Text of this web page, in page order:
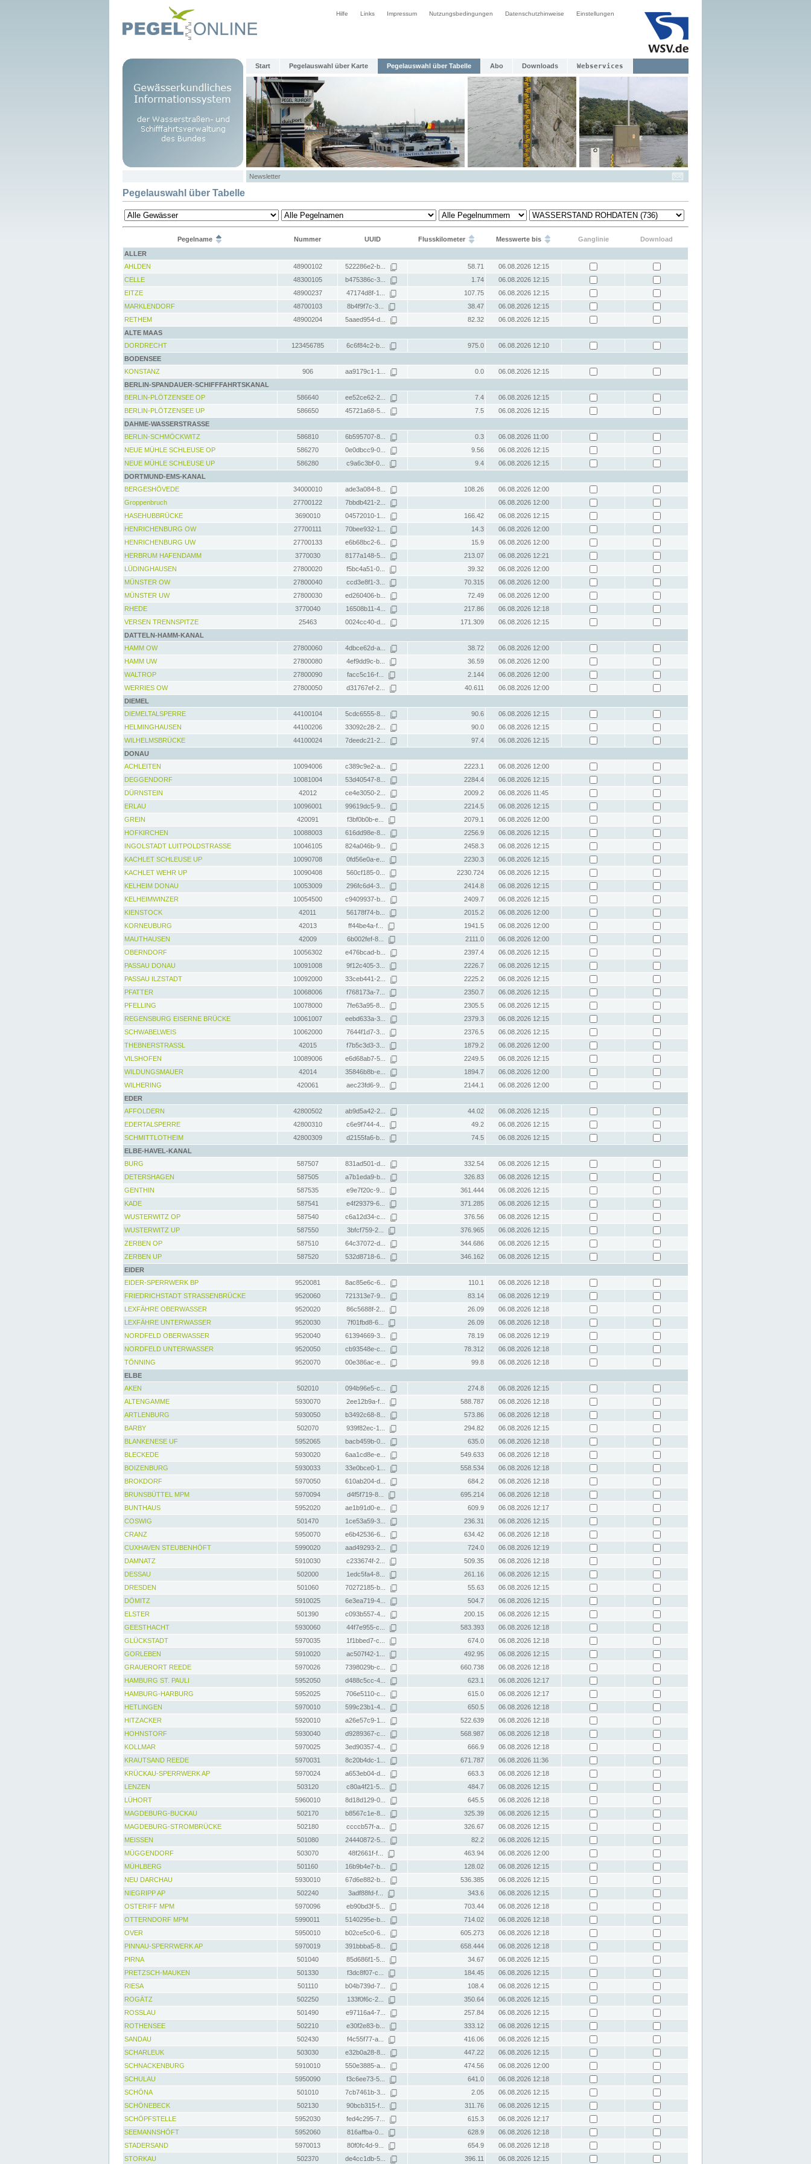
Hilfe Links Impressum Nutzungsbedingungen Datenschutzhinweise Einstellungen
Start Pegelauswahl über Karte Pegelauswahl über Tabelle Abo Downloads Webservices
Newsletter
Pegelauswahl über Tabelle
Pegelname Nummer UUID Flusskilometer Messwerte bis Ganglinie
Download
ALLER
AHLDEN
48900102 522286e2-b... 58.71
06.08.2026 12:15
CELLE
48300105 b475386c-3... 1.74
06.08.2026 12:15
EITZE
48900237 47174d8f-1... 107.75
06.08.2026 12:15
MARKLENDORF
48700103 8b4f9f7c-3... 38.47
06.08.2026 12:15
RETHEM
48900204 5aaed954-d... 82.32
06.08.2026 12:15
ALTE MAAS
DORDRECHT
123456785 6c6f84c2-b... 975.0
06.08.2026 12:10
BODENSEE
KONSTANZ
906 aa9179c1-1... 0.0
06.08.2026 12:15
BERLIN-SPANDAUER-SCHIFFFAHRTSKANAL
BERLIN-PLÖTZENSEE OP
586640 ee52ce62-2... 7.4
06.08.2026 12:15
BERLIN-PLÖTZENSEE UP
586650 45721a68-5... 7.5
06.08.2026 12:15
DAHME-WASSERSTRASSE
BERLIN-SCHMÖCKWITZ
586810 6b595707-8... 0.3
06.08.2026 11:00
NEUE MÜHLE SCHLEUSE OP
586270 0e0dbcc9-0... 9.56
06.08.2026 12:15
NEUE MÜHLE SCHLEUSE UP
586280 c9a6c3bf-0... 9.4
06.08.2026 12:15
DORTMUND-EMS-KANAL
BERGESHÖVEDE
34000010 ade3a084-8... 108.26
06.08.2026 12:00
Groppenbruch
27700122 7bbdb421-2...
06.08.2026 12:00
HASEHUBBRÜCKE
3690010 04572010-1... 166.42
06.08.2026 12:15
HENRICHENBURG OW
27700111 70bee932-1... 14.3
06.08.2026 12:00
HENRICHENBURG UW
27700133 e6b68bc2-6... 15.9
06.08.2026 12:00
HERBRUM HAFENDAMM
3770030 8177a148-5... 213.07
06.08.2026 12:21
LÜDINGHAUSEN
27800020 f5bc4a51-0... 39.32
06.08.2026 12:00
MÜNSTER OW
27800040 ccd3e8f1-3... 70.315
06.08.2026 12:00
MÜNSTER UW
27800030 ed260406-b... 72.49
06.08.2026 12:00
RHEDE
3770040 16508b11-4... 217.86
06.08.2026 12:18
VERSEN TRENNSPITZE
25463 0024cc40-d... 171.309
06.08.2026 12:15
DATTELN-HAMM-KANAL
HAMM OW
27800060 4dbce62d-a... 38.72
06.08.2026 12:00
HAMM UW
27800080 4ef9dd9c-b... 36.59
06.08.2026 12:00
WALTROP
27800090 facc5c16-f... 2.144
06.08.2026 12:00
WERRIES OW
27800050 d31767ef-2... 40.611
06.08.2026 12:00
DIEMEL
DIEMELTALSPERRE
44100104 5cdc6555-8... 90.6
06.08.2026 12:15
HELMINGHAUSEN
44100206 33092c28-2... 90.0
06.08.2026 12:15
WILHELMSBRÜCKE
44100024 7deedc21-2... 97.4
06.08.2026 12:15
DONAU
ACHLEITEN
10094006 c389c9e2-a... 2223.1
06.08.2026 12:00
DEGGENDORF
10081004 53d40547-8... 2284.4
06.08.2026 12:15
DÜRNSTEIN
42012 ce4e3050-2... 2009.2
06.08.2026 11:45
ERLAU
10096001 99619dc5-9... 2214.5
06.08.2026 12:15
GREIN
420091 f3bf0b0b-e... 2079.1
06.08.2026 12:00
HOFKIRCHEN
10088003 616dd98e-8... 2256.9
06.08.2026 12:15
INGOLSTADT LUITPOLDSTRASSE
10046105 824a046b-9... 2458.3
06.08.2026 12:15
KACHLET SCHLEUSE UP
10090708 0fd56e0a-e... 2230.3
06.08.2026 12:15
KACHLET WEHR UP
10090408 560cf185-0... 2230.724
06.08.2026 12:15
KELHEIM DONAU
10053009 296fc6d4-3... 2414.8
06.08.2026 12:15
KELHEIMWINZER
10054500 c9409937-b... 2409.7
06.08.2026 12:15
KIENSTOCK
42011 56178f74-b... 2015.2
06.08.2026 12:00
KORNEUBURG
42013 ff44be4a-f... 1941.5
06.08.2026 12:00
MAUTHAUSEN
42009 6b002fef-8... 2111.0
06.08.2026 12:00
OBERNDORF
10056302 e476bcad-b... 2397.4
06.08.2026 12:15
PASSAU DONAU
10091008 9f12c405-3... 2226.7
06.08.2026 12:15
PASSAU ILZSTADT
10092000 33ceb441-2... 2225.2
06.08.2026 12:15
PFATTER
10068006 f768173a-7... 2350.7
06.08.2026 12:15
PFELLING
10078000 7fe63a95-8... 2305.5
06.08.2026 12:15
REGENSBURG EISERNE BRÜCKE
10061007 eebd633a-3... 2379.3
06.08.2026 12:15
SCHWABELWEIS
10062000 7644f1d7-3... 2376.5
06.08.2026 12:15
THEBNERSTRASSL
42015 f7b5c3d3-3... 1879.2
06.08.2026 12:00
VILSHOFEN
10089006 e6d68ab7-5... 2249.5
06.08.2026 12:15
WILDUNGSMAUER
42014 35846b8b-e... 1894.7
06.08.2026 12:00
WILHERING
420061 aec23fd6-9... 2144.1
06.08.2026 12:00
EDER
AFFOLDERN
42800502 ab9d5a42-2... 44.02
06.08.2026 12:15
EDERTALSPERRE
42800310 c6e9f744-4... 49.2
06.08.2026 12:15
SCHMITTLOTHEIM
42800309 d2155fa6-b... 74.5
06.08.2026 12:15
ELBE-HAVEL-KANAL
BURG
587507 831ad501-d... 332.54
06.08.2026 12:15
DETERSHAGEN
587505 a7b1eda9-b... 326.83
06.08.2026 12:15
GENTHIN
587535 e9e7f20c-9... 361.444
06.08.2026 12:15
KADE
587541 e4f29379-6... 371.285
06.08.2026 12:15
WUSTERWITZ OP
587540 c6a12d34-c... 376.56
06.08.2026 12:15
WUSTERWITZ UP
587550 3bfcf759-2... 376.965
06.08.2026 12:15
ZERBEN OP
587510 64c37072-d... 344.686
06.08.2026 12:15
ZERBEN UP
587520 532d8718-6... 346.162
06.08.2026 12:15
EIDER
EIDER-SPERRWERK BP
9520081 8ac85e6c-6... 110.1
06.08.2026 12:18
FRIEDRICHSTADT STRASSENBRÜCKE
9520060 721313e7-9... 83.14
06.08.2026 12:19
LEXFÄHRE OBERWASSER
9520020 86c5688f-2... 26.09
06.08.2026 12:18
LEXFÄHRE UNTERWASSER
9520030 7f01fbd8-6... 26.09
06.08.2026 12:18
NORDFELD OBERWASSER
9520040 61394669-3... 78.19
06.08.2026 12:19
NORDFELD UNTERWASSER
9520050 cb93548e-c... 78.312
06.08.2026 12:18
TÖNNING
9520070 00e386ac-e... 99.8
06.08.2026 12:18
ELBE
AKEN
502010 094b96e5-c... 274.8
06.08.2026 12:15
ALTENGAMME
5930070 2ee12b9a-f... 588.787
06.08.2026 12:18
ARTLENBURG
5930050 b3492c68-8... 573.86
06.08.2026 12:18
BARBY
502070 939f82ec-1... 294.82
06.08.2026 12:15
BLANKENESE UF
5952065 bacb459b-0... 635.0
06.08.2026 12:18
BLECKEDE
5930020 6aa1cd8e-e... 549.633
06.08.2026 12:18
BOIZENBURG
5930033 33e0bce0-1... 558.534
06.08.2026 12:18
BROKDORF
5970050 610ab204-d... 684.2
06.08.2026 12:18
BRUNSBÜTTEL MPM
5970094 d4f5f719-8... 695.214
06.08.2026 12:18
BUNTHAUS
5952020 ae1b91d0-e... 609.9
06.08.2026 12:17
COSWIG
501470 1ce53a59-3... 236.31
06.08.2026 12:15
CRANZ
5950070 e6b42536-6... 634.42
06.08.2026 12:18
CUXHAVEN STEUBENHÖFT
5990020 aad49293-2... 724.0
06.08.2026 12:19
DAMNATZ
5910030 c233674f-2... 509.35
06.08.2026 12:18
DESSAU
502000 1edc5fa4-8... 261.16
06.08.2026 12:15
DRESDEN
501060 70272185-b... 55.63
06.08.2026 12:15
DÖMITZ
5910025 6e3ea719-4... 504.7
06.08.2026 12:15
ELSTER
501390 c093b557-4... 200.15
06.08.2026 12:15
GEESTHACHT
5930060 44f7e955-c... 583.393
06.08.2026 12:18
GLÜCKSTADT
5970035 1f1bbed7-c... 674.0
06.08.2026 12:18
GORLEBEN
5910020 ac507f42-1... 492.95
06.08.2026 12:15
GRAUERORT REEDE
5970026 7398029b-c... 660.738
06.08.2026 12:18
HAMBURG ST. PAULI
5952050 d488c5cc-4... 623.1
06.08.2026 12:17
HAMBURG-HARBURG
5952025 706e5110-c... 615.0
06.08.2026 12:17
HETLINGEN
5970010 599c23b1-4... 650.5
06.08.2026 12:18
HITZACKER
5920010 a26e57c9-1... 522.639
06.08.2026 12:18
HOHNSTORF
5930040 d9289367-c... 568.987
06.08.2026 12:18
KOLLMAR
5970025 3ed90357-4... 666.9
06.08.2026 12:18
KRAUTSAND REEDE
5970031 8c20b4dc-1... 671.787
06.08.2026 11:36
KRÜCKAU-SPERRWERK AP
5970024 a653eb04-d... 663.3
06.08.2026 12:18
LENZEN
503120 c80a4f21-5... 484.7
06.08.2026 12:15
LÜHORT
5960010 8d18d129-0... 645.5
06.08.2026 12:18
MAGDEBURG-BUCKAU
502170 b8567c1e-8... 325.39
06.08.2026 12:15
MAGDEBURG-STROMBRÜCKE
502180 ccccb57f-a... 326.67
06.08.2026 12:15
MEISSEN
501080 24440872-5... 82.2
06.08.2026 12:15
MÜGGENDORF
503070 48f2661f-f... 463.94
06.08.2026 12:00
MÜHLBERG
501160 16b9b4e7-b... 128.02
06.08.2026 12:15
NEU DARCHAU
5930010 67d6e882-b... 536.385
06.08.2026 12:15
NIEGRIPP AP
502240 3adf88fd-f... 343.6
06.08.2026 12:15
OSTERIFF MPM
5970096 eb90bd3f-5... 703.44
06.08.2026 12:18
OTTERNDORF MPM
5990011 5140295e-b... 714.02
06.08.2026 12:18
OVER
5950010 b02ce5c0-6... 605.273
06.08.2026 12:18
PINNAU-SPERRWERK AP
5970019 391bbba5-8... 658.444
06.08.2026 12:18
PIRNA
501040 85d686f1-5... 34.67
06.08.2026 12:15
PRETZSCH-MAUKEN
501330 f3dc8f07-c... 184.45
06.08.2026 12:15
RIESA
501110 b04b739d-7... 108.4
06.08.2026 12:15
ROGÄTZ
502250 133f0f6c-2... 350.64
06.08.2026 12:15
ROSSLAU
501490 e97116a4-7... 257.84
06.08.2026 12:15
ROTHENSEE
502210 e30f2e83-b... 333.12
06.08.2026 12:15
SANDAU
502430 f4c55f77-a... 416.06
06.08.2026 12:15
SCHARLEUK
503030 e32b0a28-8... 447.22
06.08.2026 12:15
SCHNACKENBURG
5910010 550e3885-a... 474.56
06.08.2026 12:00
SCHULAU
5950090 f3c6ee73-5... 641.0
06.08.2026 12:18
SCHÖNA
501010 7cb7461b-3... 2.05
06.08.2026 12:15
SCHÖNEBECK
502130 90bcb315-f... 311.76
06.08.2026 12:15
SCHÖPFSTELLE
5952030 fed4c295-7... 615.3
06.08.2026 12:17
SEEMANNSHÖFT
5952060 816affba-0... 628.9
06.08.2026 12:18
STADERSAND
5970013 80f0fc4d-9... 654.9
06.08.2026 12:18
STORKAU
502370 de4cc1db-5... 396.11 06.08.2026 12:15